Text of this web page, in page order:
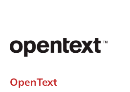
OpenText